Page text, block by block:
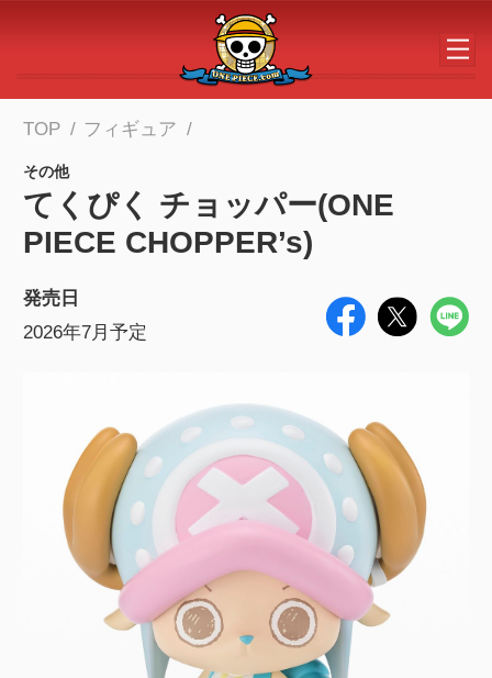
メインコンテンツへスキップする
TOP フィギュア
その他
てくぴく チョッパー(ONE
PIECE CHOPPER’s)
発売日
2026年7月予定